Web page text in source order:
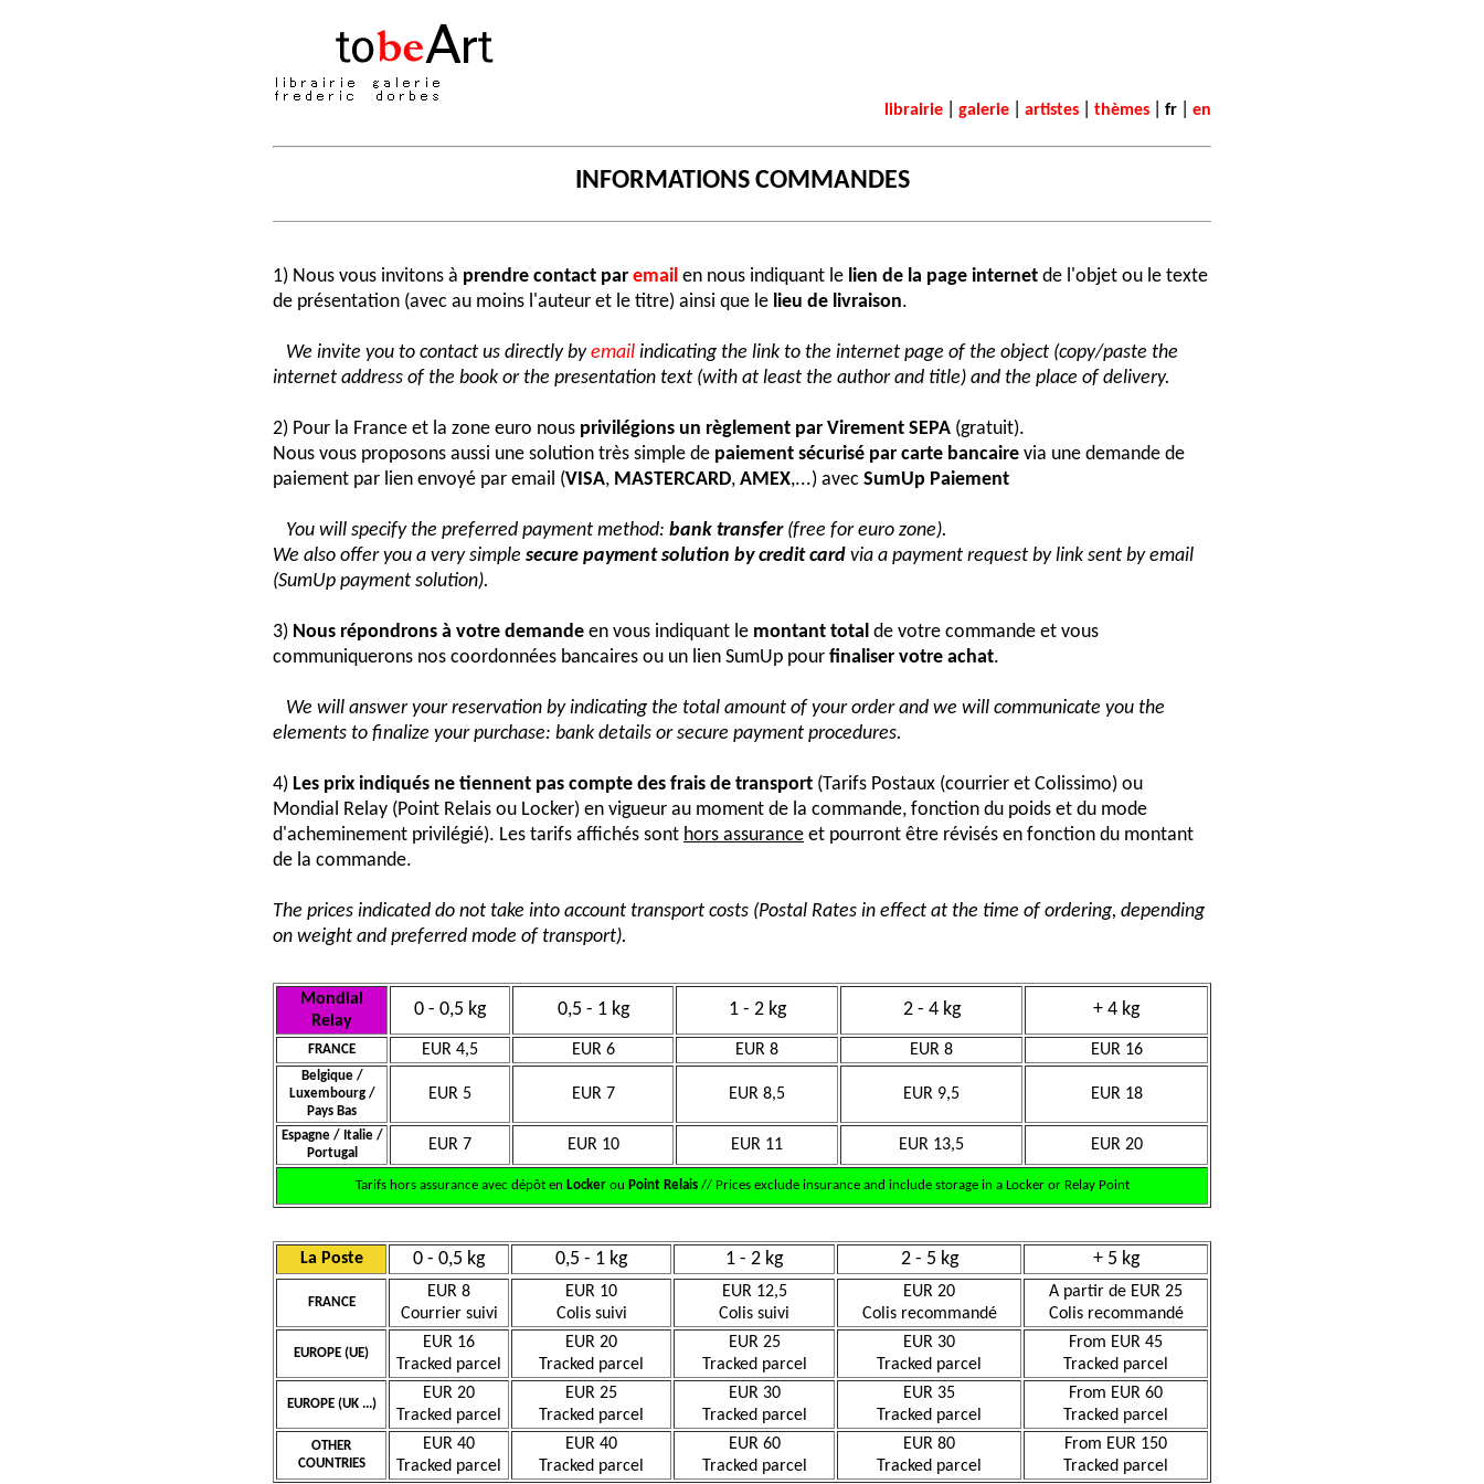
librairie galerie artistes thèmes fr en
INFORMATIONS COMMANDES
1) Nous vous invitons à prendre contact par email en nous indiquant le lien de la page internet de l'objet ou le texte
de présentation (avec au moins l'auteur et le titre) ainsi que le lieu de livraison.
We invite you to contact us directly byemail indicating the link to the internet page of the object (copy/paste the
internet address of the book or the presentation text (with at least the author and title) and the place of delivery.
2) Pour la France et la zone euro nous privilégions un règlement par Virement SEPA (gratuit).
Nous vous proposons aussi une solution très simple de paiement sécurisé par carte bancaire via une demande de
paiement par lien envoyé par email (VISA, MASTERCARD, AMEX,...) avec SumUp Paiement
You will specify the preferred payment method: bank transfer(free for euro zone).
We also offer you a very simple secure payment solution by credit card via a payment request by link sent by email
(SumUp payment solution).
3) Nous répondrons à votre demande en vous indiquant le montant total de votre commande et vous
communiquerons nos coordonnées bancaires ou un lien SumUp pour finaliser votre achat.
We will answer your reservation by indicating the total amount of your order and we will communicate you the
elements to finalize your purchase: bank details or secure payment procedures.
4) Les prix indiqués ne tiennent pas compte des frais de transport (Tarifs Postaux (courrier et Colissimo) ou
Mondial Relay (Point Relais ou Locker) en vigueur au moment de la commande, fonction du poids et du mode
d'acheminement privilégié). Les tarifs affichés sont hors assurance et pourront être révisés en fonction du montant
de la commande.
The prices indicated do not take into account transport costs (Postal Rates in effect at the time of ordering, depending
on weight and preferred mode of transport).
Mondial
Relay
0 - 0,5 kg 0,5 - 1 kg 1 - 2 kg 2 - 4 kg + 4 kg
FRANCE EUR 4,5 EUR 6 EUR 8 EUR 8 EUR 16
Belgique /
Luxembourg /
Pays Bas
EUR 5 EUR 7 EUR 8,5 EUR 9,5 EUR 18
Espagne / Italie /
Portugal
EUR 7 EUR 10 EUR 11 EUR 13,5 EUR 20
Tarifs hors assurance avec dépôt en Lockerou Point Relais// Prices exclude insurance and include storage in a Locker or Relay Point
La Poste 0 - 0,5 kg 0,5 - 1 kg 1 - 2 kg 2 - 5 kg + 5 kg
FRANCE
EUR 8
Courrier suivi
EUR 10
Colis suivi
EUR 12,5
Colis suivi
EUR 20
Colis recommandé
A partir de EUR 25
Colis recommandé
EUROPE (UE)
EUR 16
Tracked parcel
EUR 20
Tracked parcel
EUR 25
Tracked parcel
EUR 30
Tracked parcel
From EUR 45
Tracked parcel
EUROPE (UK ...)
EUR 20
Tracked parcel
EUR 25
Tracked parcel
EUR 30
Tracked parcel
EUR 35
Tracked parcel
From EUR 60
Tracked parcel
OTHER
COUNTRIES
EUR 40
Tracked parcel
EUR 40
Tracked parcel
EUR 60
Tracked parcel
EUR 80
Tracked parcel
From EUR 150
Tracked parcel